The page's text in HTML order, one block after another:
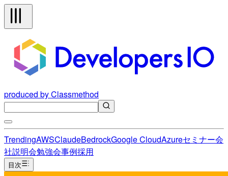
produced by Classmethod
TrendingAWSClaudeBedrockGoogle CloudAzureセミナー会
社説明会勉強会事例採用
目次